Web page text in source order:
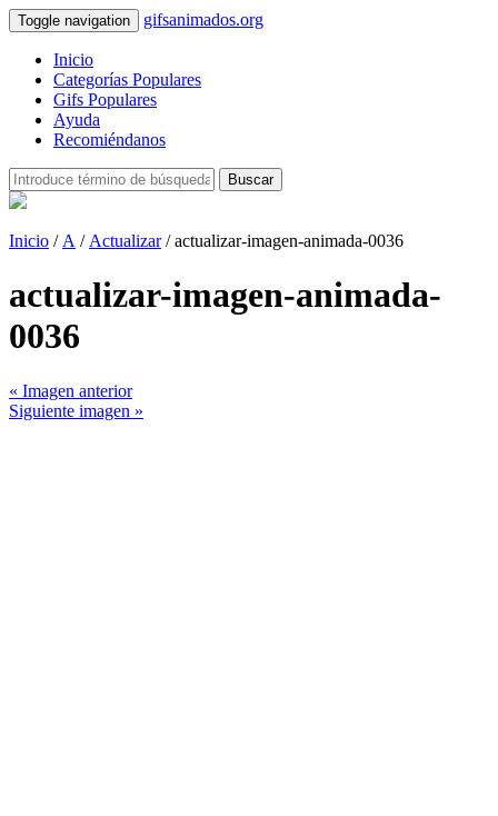
Toggle navigation gifsanimados.org
Inicio
Categorías Populares
Gifs Populares
Ayuda
Recomiéndanos
Buscar
Inicio / A / Actualizar/ actualizar-imagen-animada-0036
actualizar-imagen-animada-
0036
« Imagen anterior
Siguiente imagen »